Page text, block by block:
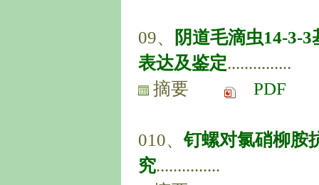
09、
阴道毛滴虫14-3-
表达及鉴定...............
摘要
PDF
010、钉螺对氯硝柳胺
究...............